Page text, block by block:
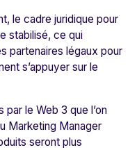
le cadre juridique pour
stabilisé, ce qui
partenaires légaux pour
s’appuyer sur le
le Web 3 que l’on
Marketing Manager
seront plus